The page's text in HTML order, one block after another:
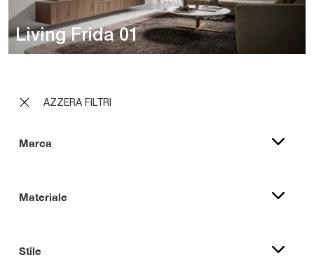
AZZERA FILTRI
Marca
Materiale
Stile
Living Frida 01